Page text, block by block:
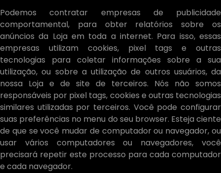
Podemos contratar empresas de publicidade
comportamental, para obter relatórios sobre os
anúncios da Loja em toda a internet. Para isso, essas
empresas utilizam cookies, pixel tags e outras
tecnologias para coletar informações sobre a sua
utilização, ou sobre a utilização de outros usuários, da
nossa Loja e de site de terceiros. Nós não somos
responsáveis por pixel tags, cookies e outras tecnologias
similares utilizadas por terceiros. Você pode configurar
suas preferências no menu do seu browser. Esteja ciente
de que se você mudar de computador ou navegador, ou
usar vários computadores ou navegadores, você
precisará repetir este processo para cada computador
e cada navegador.